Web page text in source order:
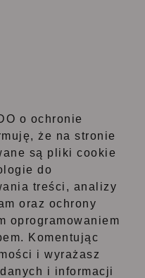
o ochronie
że na stronie
są pliki cookie
do
treści, analizy
oraz ochrony
oprogramowaniem
Komentując
i wyrażasz
i informacji